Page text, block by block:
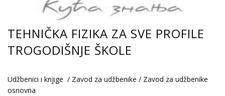
TEHNIČKA FIZIKA ZA SVE PROFILE
TROGODIŠNJE ŠKOLE
Udžbenici i knjige / Zavod za udžbenike / Zavod za udžbenike
osnovna